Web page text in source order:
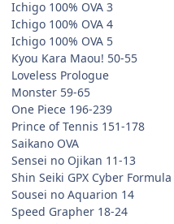
Ichigo 100% OVA 3
Ichigo 100% OVA 4
Ichigo 100% OVA 5
Kyou Kara Maou! 50-55
Loveless Prologue
Monster 59-65
One Piece 196-239
Prince of Tennis 151-178
Saikano OVA
Sensei no Ojikan 11-13
Shin Seiki GPX Cyber Formula
Sousei no Aquarion 14
Speed Grapher 18-24